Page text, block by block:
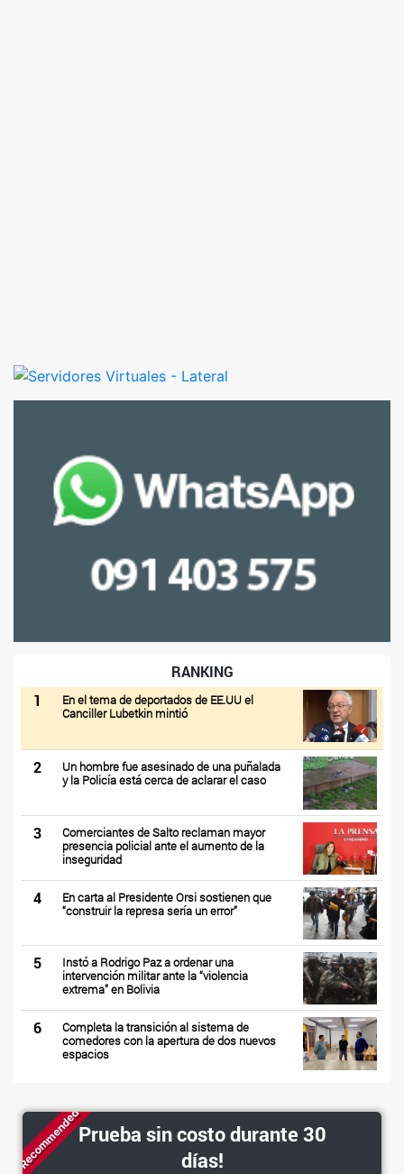
RANKING
1
En el tema de deportados de EE.UU el
Canciller Lubetkin mintió
2
Un hombre fue asesinado de una puñalada
y la Policía está cerca de aclarar el caso
3
Comerciantes de Salto reclaman mayor
presencia policial ante el aumento de la
inseguridad
4
En carta al Presidente Orsi sostienen que
“construir la represa sería un error”
5
Instó a Rodrigo Paz a ordenar una
intervención militar ante la “violencia
extrema” en Bolivia
6
Completa la transición al sistema de
comedores con la apertura de dos nuevos
espacios
RecommendedPrueba sin costo durante 30
días!